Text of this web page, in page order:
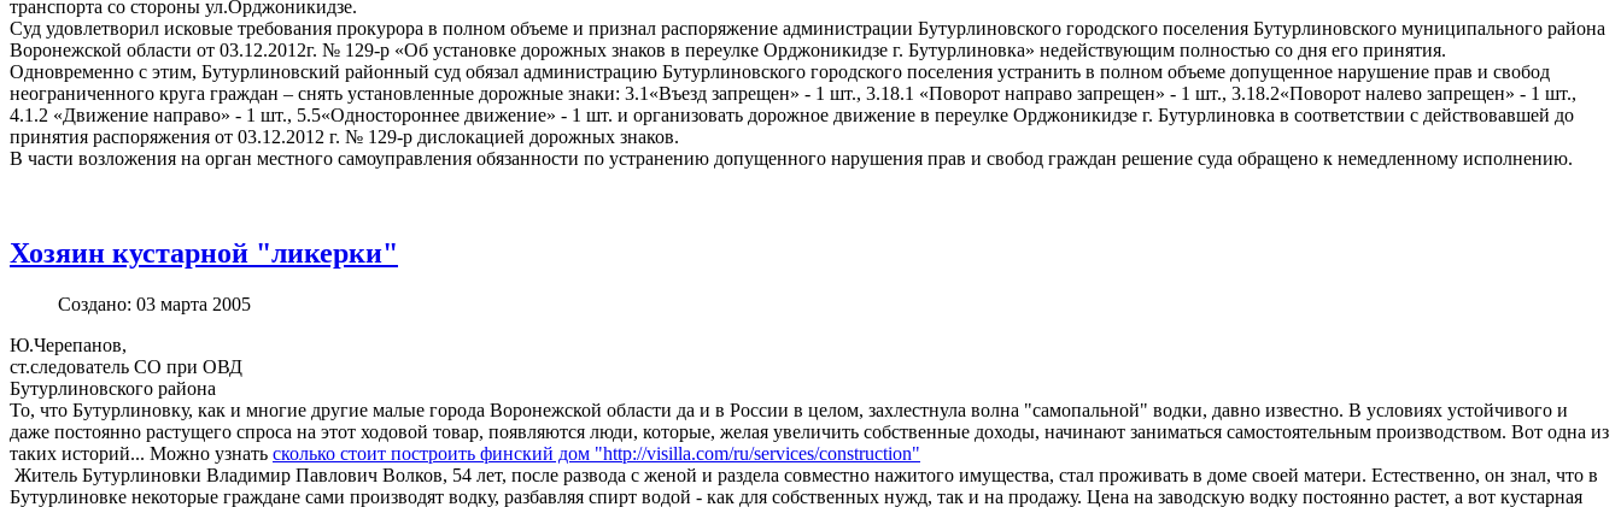
транспорта со стороны ул.Орджоникидзе.
Суд удовлетворил исковые требования прокурора в полном объеме и признал распоряжение администрации Бутурлиновского городского поселения Бутурлиновского муниципального района
Воронежской области от 03.12.2012г. № 129-р «Об установке дорожных знаков в переулке Орджоникидзе г. Бутурлиновка» недействующим полностью со дня его принятия.
Одновременно с этим, Бутурлиновский районный суд обязал администрацию Бутурлиновского городского поселения устранить в полном объеме допущенное нарушение прав и свобод
неограниченного круга граждан – снять установленные дорожные знаки: 3.1«Въезд запрещен» - 1 шт., 3.18.1 «Поворот направо запрещен» - 1 шт., 3.18.2«Поворот налево запрещен» - 1 шт.,
4.1.2 «Движение направо» - 1 шт., 5.5«Одностороннее движение» - 1 шт. и организовать дорожное движение в переулке Орджоникидзе г. Бутурлиновка в соответствии с действовавшей до
принятия распоряжения от 03.12.2012 г. № 129-р дислокацией дорожных знаков.
В части возложения на орган местного самоуправления обязанности по устранению допущенного нарушения прав и свобод граждан решение суда обращено к немедленному исполнению.
Хозяин кустарной "ликерки"
Создано: 03 марта 2005
Ю.Черепанов,
ст.следователь СО при ОВД
Бутурлиновского района
То, что Бутурлиновку, как и многие другие малые города Воронежской области да и в России в целом, захлестнула волна "самопальной" водки, давно известно. В условиях устойчивого и
даже постоянно растущего спроса на этот ходовой товар, появляются люди, которые, желая увеличить собственные доходы, начинают заниматься самостоятельным производством. Вот одна из
таких историй... Можно узнать сколько стоит построить финский дом "http://visilla.com/ru/services/construction"
Житель Бутурлиновки Владимир Павлович Волков, 54 лет, после развода с женой и раздела совместно нажитого имущества, стал проживать в доме своей матери. Естественно, он знал, что в
Бутурлиновке некоторые граждане сами производят водку, разбавляя спирт водой - как для собственных нужд, так и на продажу. Цена на заводскую водку постоянно растет, а вот кустарная